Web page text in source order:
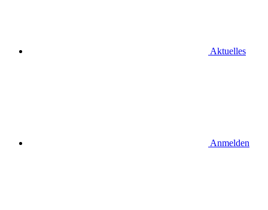
Aktuelles
Anmelden